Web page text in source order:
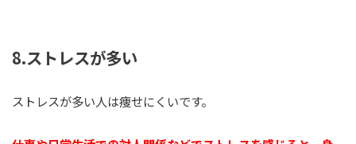
8.ストレスが多い
ストレスが多い人は痩せにくいです。